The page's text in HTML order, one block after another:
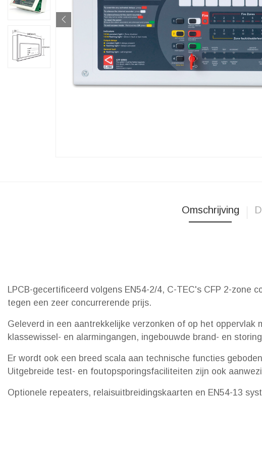
Omschrijving
LPCB-gecertificeerd volgens EN54-2/4, C-TEC's CFP 2-
tegen een zeer concurrerende prijs.
Geleverd in een aantrekkelijke verzonken of op het
klassewissel- en alarmingangen, ingebouwde brand- en
Er wordt ook een breed scala aan technische functies
Uitgebreide test- en foutopsporingsfaciliteiten zijn ook
Optionele repeaters, relaisuitbreidingskaarten en EN54-13